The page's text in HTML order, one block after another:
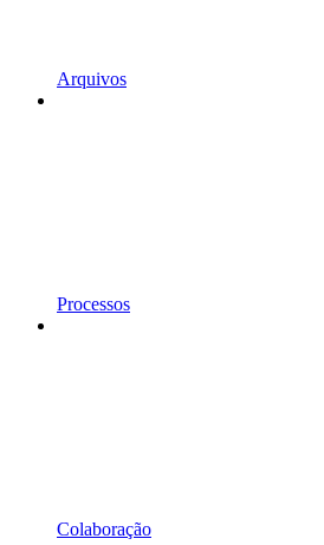
Arquivos
Processos
Colaboração